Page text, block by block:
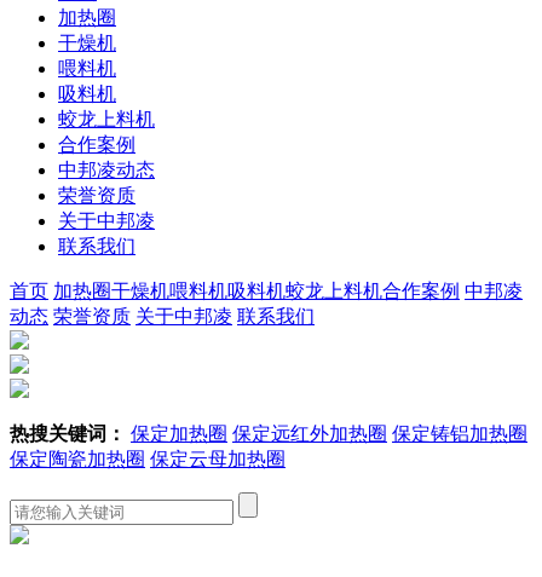
加热圈
干燥机
喂料机
吸料机
蛟龙上料机
合作案例
中邦凌动态
荣誉资质
关于中邦凌
联系我们
首页 加热圈干燥机喂料机吸料机蛟龙上料机合作案例 中邦凌
动态 荣誉资质 关于中邦凌 联系我们
热搜关键词： 保定加热圈 保定远红外加热圈 保定铸铝加热圈
保定陶瓷加热圈 保定云母加热圈